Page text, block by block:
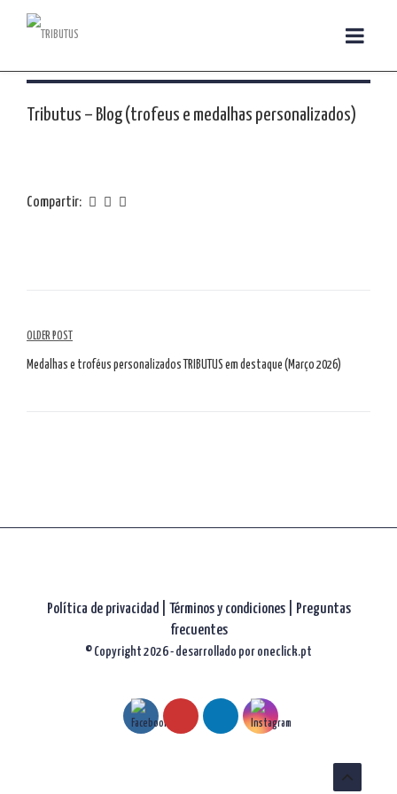
Tributus – Blog (trofeus e medalhas personalizados)
Compartir:
Navegación
por
OLDER POST
Medalhas e troféus personalizados TRIBUTUS em destaque (Março 2026)
Política de privacidad| Términos y condiciones |
Preguntas
frecuentes
© Copyright 2026 - desarrollado por oneclick.pt